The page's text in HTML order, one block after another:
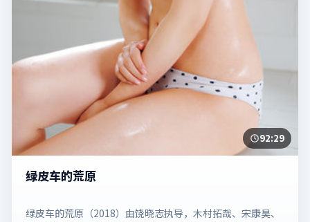
92:29
绿皮车的荒原
绿皮车的荒原（2018）由饶晓志执导，木村拓哉、宋康昊、